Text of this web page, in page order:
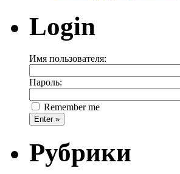
Login
Имя пользователя:
Пароль:
Remember me
Рубрики